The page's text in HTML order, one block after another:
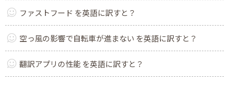
ファストフード を英語に訳すと？
空っ風の影響で自転車が進まない を英語に訳すと？
翻訳アプリの性能 を英語に訳すと？